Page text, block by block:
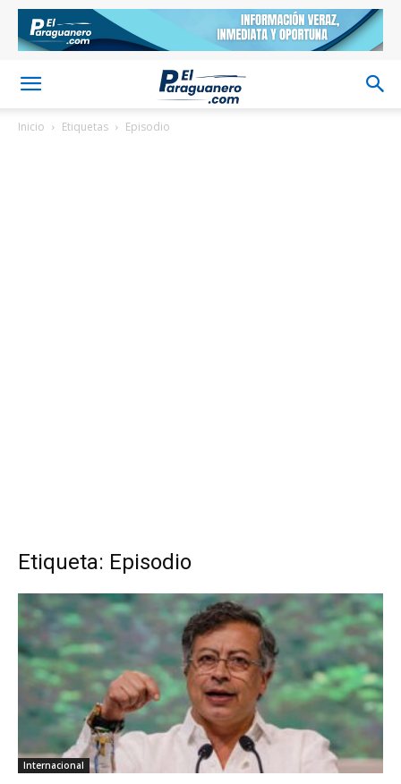
Inicio Etiquetas Episodio
Etiqueta: Episodio
Internacional